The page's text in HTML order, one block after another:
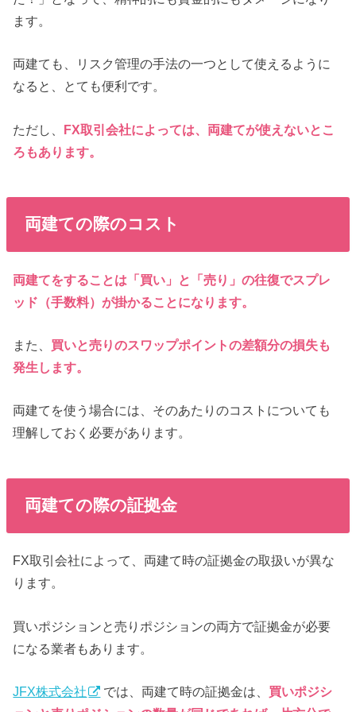
ます。
両建ても、リスク管理の手法の一つとして使えるように
なると、とても便利です。
ただし、 FX取引会社によっては、両建てが使えないとこ
ろもあります。
両建ての際のコスト
両建てをすることは「買い」と「売り」の往復でスプレ
ッド（手数料）が掛かることになります。
また、 買いと売りのスワップポイントの差額分の損失も
発生します。
両建てを使う場合には、そのあたりのコストについても
理解しておく必要があります。
両建ての際の証拠金
FX取引会社によって、両建て時の証拠金の取扱いが異な
ります。
買いポジションと売りポジションの両方で証拠金が必要
になる業者もあります。
JFX株式会社 では、両建て時の証拠金は、 買いポジシ